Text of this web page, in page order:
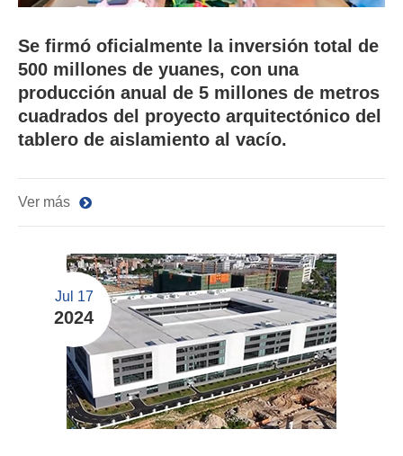
Se firmó oficialmente la inversión total de
500 millones de yuanes, con una
producción anual de 5 millones de metros
cuadrados del proyecto arquitectónico del
tablero de aislamiento al vacío.
Ver más
Jul 17
2024